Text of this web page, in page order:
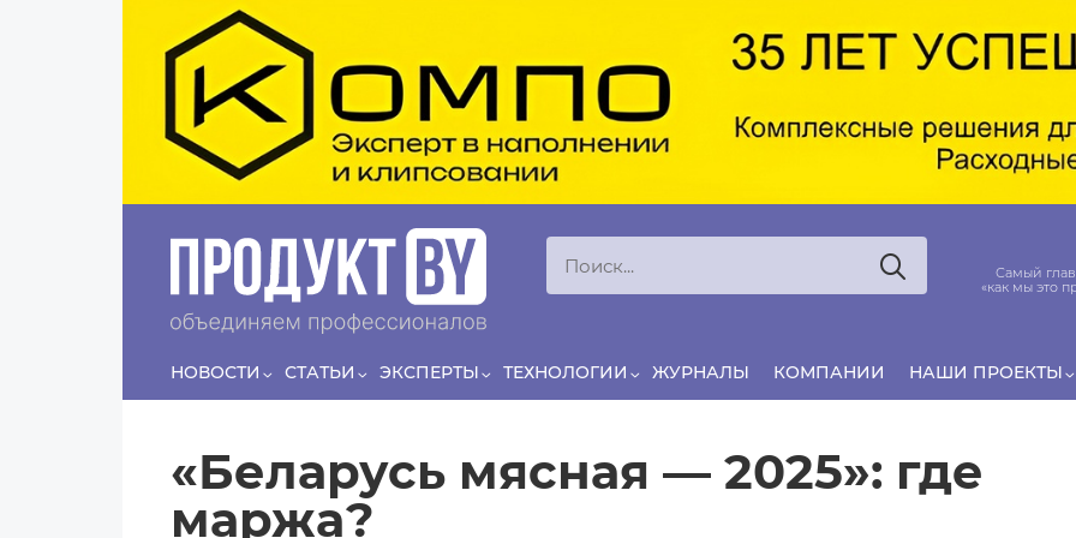
Перейти к основному содержанию
СергейЛЯШКО
Если у нас есть беспривязь, все животные
и есть программа-планировщик, на
проведение…
Принято считать, что еда — источник удовольствия,
вокруг…
Самый главный
«как мы это
НОВОСТИ СТАТЬИ ЭКСПЕРТЫ ТЕХНОЛОГИИ ЖУРНАЛЫ КОМПАНИИ НАШИ ПРОЕКТЫ
«Беларусь мясная — 2025»: где
маржа?